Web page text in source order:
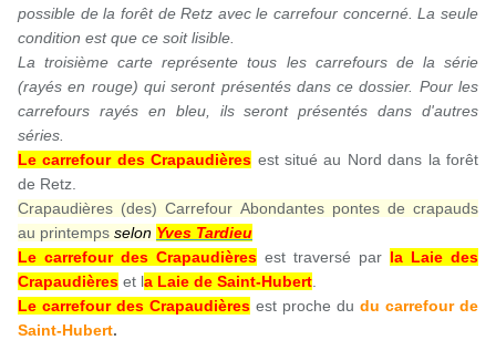
possible de la forêt de Retz avec le carrefour concerné. La seule
condition est que ce soit lisible.
La troisième carte représente tous les carrefours de la série
(rayés en rouge) qui seront présentés dans ce dossier. Pour les
carrefours rayés en bleu, ils seront présentés dans d'autres
séries.
Le carrefour des Crapaudières est situé au Nord dans la forêt
de Retz.
Crapaudières (des) Carrefour Abondantes pontes de crapauds
au printemps selon Yves Tardieu
Le carrefour des Crapaudières est traversé par la Laie des
Crapaudières et la Laie de Saint-Hubert
Le carrefour des Crapaudières est proche du du carrefour de
Saint-Hubert.